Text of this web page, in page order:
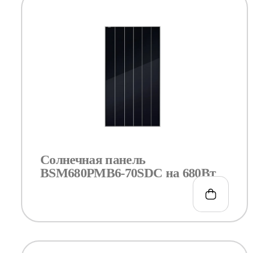
Солнечная панель
BSM680PMB6-70SDC на 680Вт
€0.00